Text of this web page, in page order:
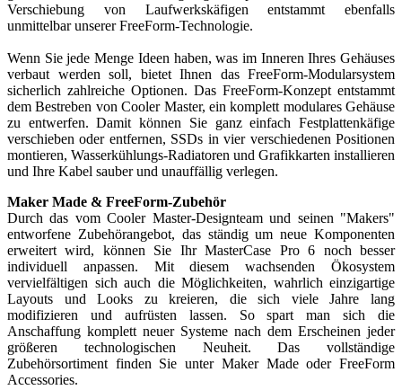
Verschiebung von Laufwerkskäfigen entstammt ebenfalls
unmittelbar unserer FreeForm-Technologie.
Wenn Sie jede Menge Ideen haben, was im Inneren Ihres Gehäuses
verbaut werden soll, bietet Ihnen das FreeForm-Modularsystem
sicherlich zahlreiche Optionen. Das FreeForm-Konzept entstammt
dem Bestreben von Cooler Master, ein komplett modulares Gehäuse
zu entwerfen. Damit können Sie ganz einfach Festplattenkäfige
verschieben oder entfernen, SSDs in vier verschiedenen Positionen
montieren, Wasserkühlungs-Radiatoren und Grafikkarten installieren
und Ihre Kabel sauber und unauffällig verlegen.
Maker Made & FreeForm-Zubehör
Durch das vom Cooler Master-Designteam und seinen "Makers"
entworfene Zubehörangebot, das ständig um neue Komponenten
erweitert wird, können Sie Ihr MasterCase Pro 6 noch besser
individuell anpassen. Mit diesem wachsenden Ökosystem
vervielfältigen sich auch die Möglichkeiten, wahrlich einzigartige
Layouts und Looks zu kreieren, die sich viele Jahre lang
modifizieren und aufrüsten lassen. So spart man sich die
Anschaffung komplett neuer Systeme nach dem Erscheinen jeder
größeren technologischen Neuheit. Das vollständige
Zubehörsortiment finden Sie unter Maker Made oder FreeForm
Accessories.